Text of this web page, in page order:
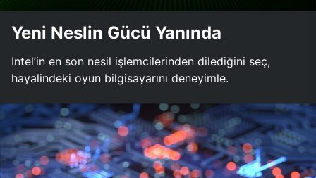
Yeni Neslin Gücü Yanında
Intel’in en son nesil işlemcilerinden dilediğini seç,
hayalindeki oyun bilgisayarını deneyimle.